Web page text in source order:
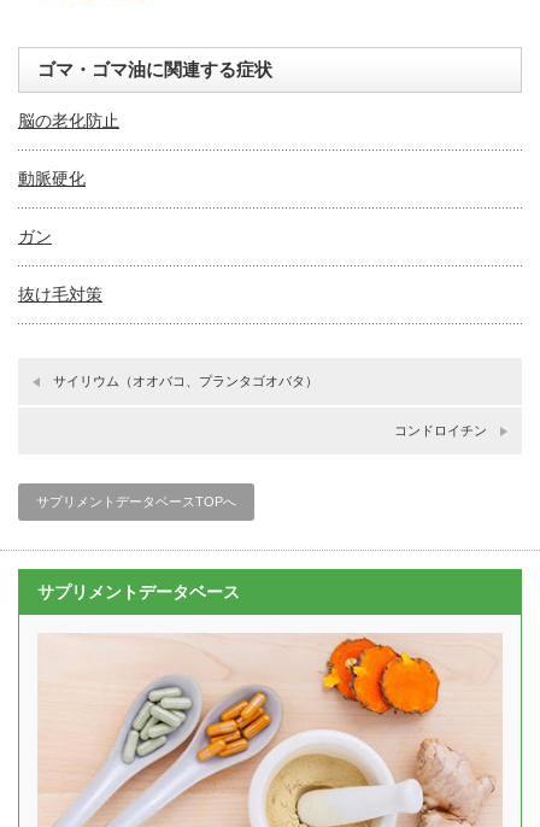
ゴマ・ゴマ油に関連する症状
脳の老化防止
動脈硬化
ガン
抜け毛対策
サイリウム（オオバコ、プランタゴオバタ）
コンドロイチン
サプリメントデータベースTOPへ
サプリメントデータベース